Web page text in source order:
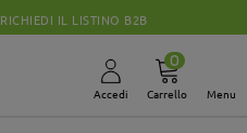
CHIUSI PER FERIE DALLO
Accedi
0
Carrello Menu